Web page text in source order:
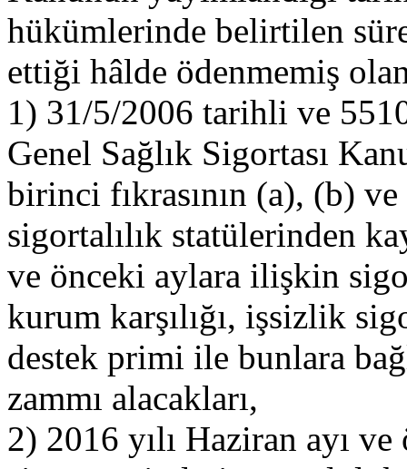
hükümlerinde belirtilen
ettiği hâlde ödenmemiş
1) 31/5/2006 tarihli ve
Genel Sağlık Sigortası
birinci fıkrasının (a), (b)
sigortalılık statülerinden
ve önceki aylara ilişkin
kurum karşılığı, işsizlik
destek primi ile bunlara
zammı alacakları,
2) 2016 yılı Haziran ayı